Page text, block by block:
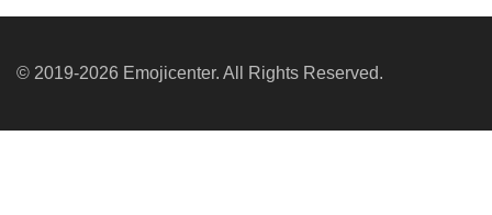
© 2019-2026 Emojicenter. All Rights Reserved.